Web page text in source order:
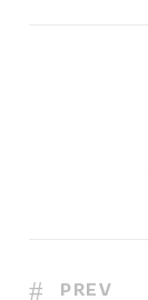
PREV